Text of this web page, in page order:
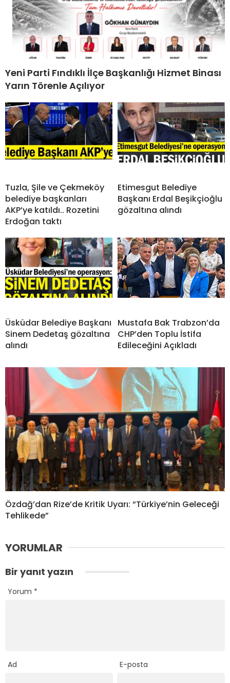
Yeni Parti Fındıklı İlçe Başkanlığı Hizmet Binası
Yarın Törenle Açılıyor
Tuzla, Şile ve Çekmeköy
belediye başkanları
AKP’ye katıldı.. Rozetini
Erdoğan taktı
Etimesgut Belediye
Başkanı Erdal Beşikçioğlu
gözaltına alındı
Üsküdar Belediye Başkanı
Sinem Dedetaş gözaltına
alındı
Mustafa Bak Trabzon’da
CHP’den Toplu İstifa
Edileceğini Açıkladı
Özdağ’dan Rize’de Kritik Uyarı: “Türkiye’nin Geleceği
Tehlikede”
YORUMLAR
Bir yanıt yazın
Yorum *
Ad E-posta